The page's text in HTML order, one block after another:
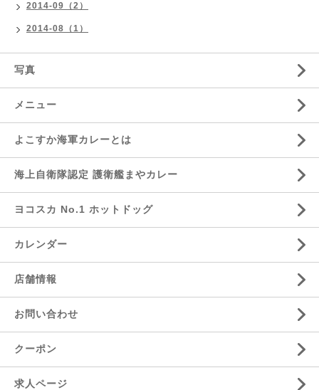
2014-09（2）
2014-08（1）
写真
メニュー
よこすか海軍カレーとは
海上自衛隊認定 護衛艦まやカレー
ヨコスカ No.1 ホットドッグ
カレンダー
店舗情報
お問い合わせ
クーポン
求人ページ